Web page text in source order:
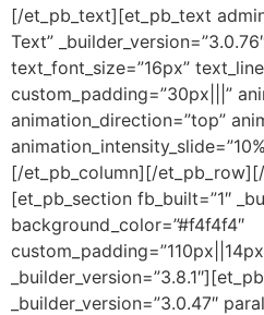
[/et_pb_text][et_pb_text
Text”
text_font_size=”16px”
custom_padding=”30px|||”
animation_direction=”top”
[/et_pb_column][/
[et_pb_section fb_built=”1″
background_color=”#f4f4f4″
_builder_version=”3.0.47″